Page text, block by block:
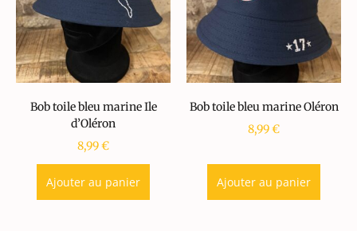
Bob toile bleu marine Ile
d’Oléron
8,99€
Ajouter au panier
Bob toile bleu marine Oléron
8,99€
Ajouter au panier